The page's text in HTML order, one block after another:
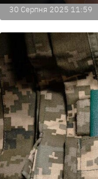
30 Серпня 2025 11:59